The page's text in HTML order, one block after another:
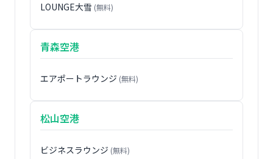
LOUNGE大雪 (無料)
青森空港
エアポートラウンジ (無料)
松山空港
ビジネスラウンジ (無料)